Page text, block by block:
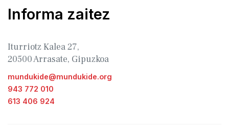
Informa zaitez
Iturriotz Kalea 27,
20500 Arrasate, Gipuzkoa
mundukide@mundukide.org
943 772 010
613 406 924